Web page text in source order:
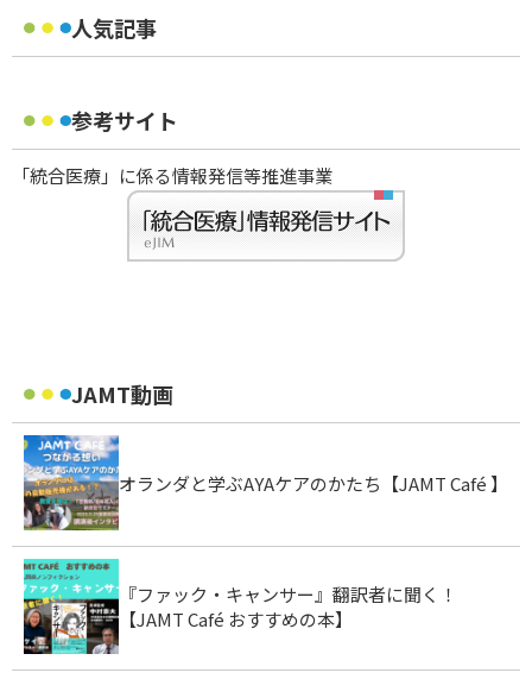
人気記事
参考サイト
「統合医療」に係る情報発信等推進事業
JAMT動画
オランダと学ぶAYAケアのかたち【JAMT Café 】
『ファック・キャンサー』翻訳者に聞く！
【JAMT Café おすすめの本】